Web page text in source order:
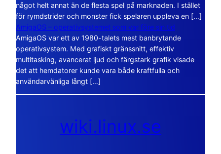
något helt annat än de flesta spel på marknaden. I stället
för rymdstrider och monster fick spelaren uppleva en […]
AmigaOS – operativsystemet som var före sin tid
AmigaOS var ett av 1980-talets mest banbrytande
operativsystem. Med grafiskt gränssnitt, effektiv
multitasking, avancerat ljud och färgstark grafik visade
det att hemdatorer kunde vara både kraftfulla och
användarvänliga långt […]
wiki.linux.se